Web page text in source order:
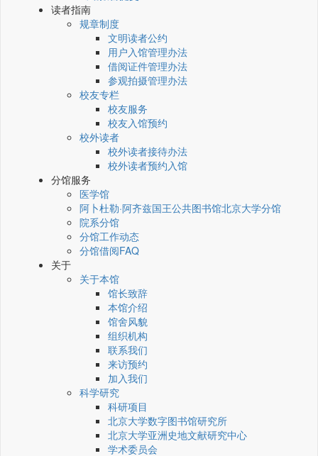
读者指南
规章制度
文明读者公约
用户入馆管理办法
借阅证件管理办法
参观拍摄管理办法
校友专栏
校友服务
校友入馆预约
校外读者
校外读者接待办法
校外读者预约入馆
分馆服务
医学馆
阿卜杜勒·阿齐兹国王公共图书馆北京大学分馆
院系分馆
分馆工作动态
分馆借阅FAQ
关于
关于本馆
馆长致辞
本馆介绍
馆舍风貌
组织机构
联系我们
来访预约
加入我们
科学研究
科研项目
北京大学数字图书馆研究所
北京大学亚洲史地文献研究中心
学术委员会